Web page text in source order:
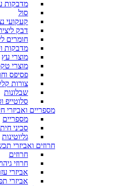
מדבקות
סול
קעקועי
דבק
חומרים
מדבקות
מוצרי עץ
מוצרי
פסיפס
צורות
שבלונות
סלוטייפ
מספריים ואביזרי
מספריים
סכיני
גליוטינות
חרוזים ואביזרי
חרוזים
חרוזי
אביזרי
אביזרי